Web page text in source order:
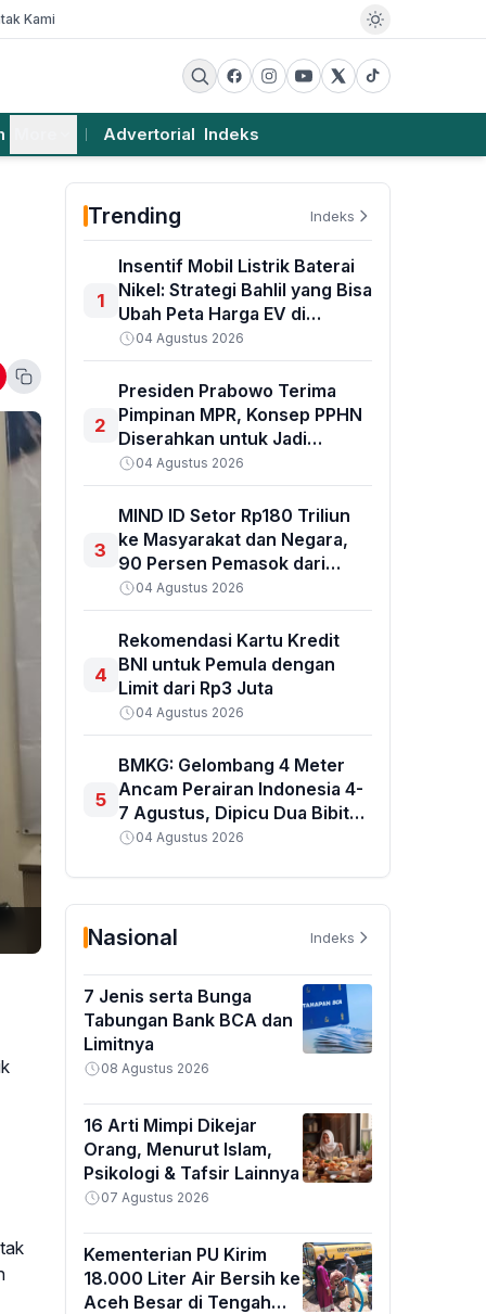
Kami
Advertorial Indeks
Trending Indeks
1
Insentif Mobil Listrik Baterai
Nikel: Strategi Bahlil yang Bisa
Ubah Peta Harga EV di
Indonesia
04 Agustus 2026
2
Presiden Prabowo Terima
Pimpinan MPR, Konsep PPHN
Diserahkan untuk Jadi
Pedoman Pembangunan
Jangka Panjang
04 Agustus 2026
3
MIND ID Setor Rp180 Triliun
ke Masyarakat dan Negara,
90 Persen Pemasok dari
Lokal
04 Agustus 2026
4
Rekomendasi Kartu Kredit
BNI untuk Pemula dengan
Limit dari Rp3 Juta
04 Agustus 2026
5
BMKG: Gelombang 4 Meter
Ancam Perairan Indonesia 4-
7 Agustus, Dipicu Dua Bibit
Siklon
04 Agustus 2026
Nasional Indeks
7 Jenis serta Bunga
Tabungan Bank BCA dan
Limitnya
08 Agustus 2026
16 Arti Mimpi Dikejar
Orang, Menurut Islam,
Psikologi & Tafsir Lainnya
07 Agustus 2026
Kementerian PU Kirim
18.000 Liter Air Bersih ke
Aceh Besar di Tengah